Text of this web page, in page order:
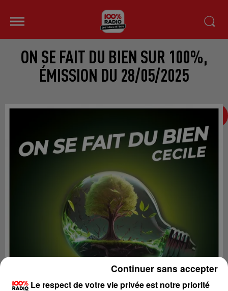
ON SE FAIT DU BIEN SUR 100%,
ÉMISSION DU 28/05/2025
Le respect de votre vie privée est notre priorité
Continuer sans accepter